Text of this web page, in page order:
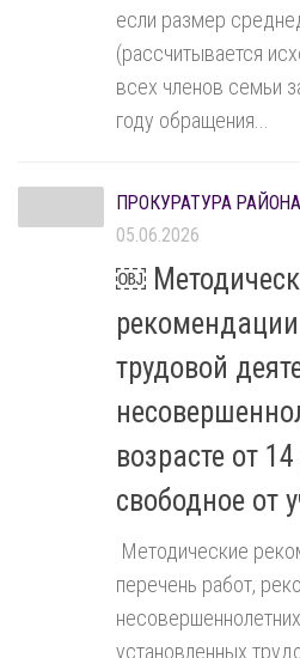
если размер
(рассчитывается
всех членов семьи
году обращения...
ПРОКУРАТУРА
05.06.2026
￼
трудовой
возрасте от
свободное от
Методические
перечень работ,
установленных